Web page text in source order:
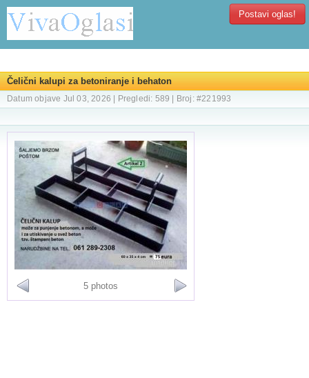
Postavi oglas!
Čelični kalupi za betoniranje i behaton
Datum objave Jul 03, 2026 | Pregledi: 589 | Broj: #221993
5 photos